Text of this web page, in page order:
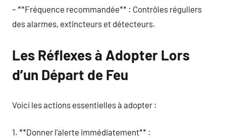
– **Fréquence recommandée** : Contrôles réguliers
des alarmes, extincteurs et détecteurs.
Les Réflexes à Adopter Lors
d’un Départ de Feu
Voici les actions essentielles à adopter :
1. **Donner l’alerte immédiatement** :